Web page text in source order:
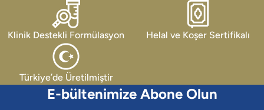
Klinik Destekli Formülasyon Helal ve Koşer Sertifikalı
Türkiye’de Üretilmiştir
E-bültenimize Abone Olun